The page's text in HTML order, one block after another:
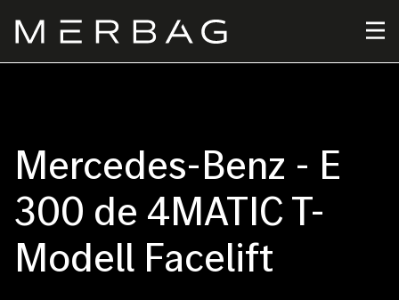
zum
Inhalt
Mercedes-Benz - E
300 de 4MATIC T-
Modell Facelift